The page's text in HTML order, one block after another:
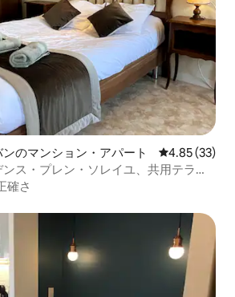
のマンション・アパート レビュー33
4.85 (33)
ス・プレン・ソレイユ、共用テラス
確さ